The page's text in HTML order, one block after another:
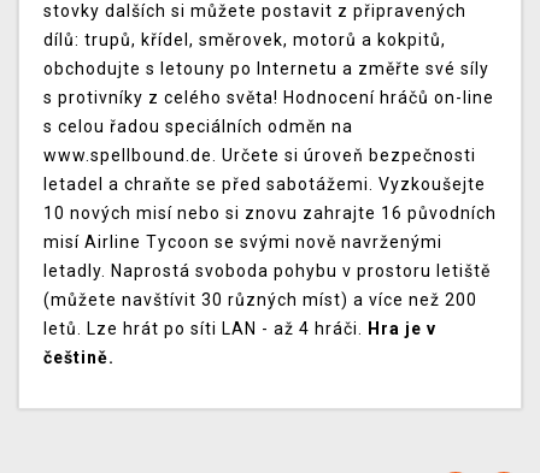
stovky dalších si můžete postavit z připravených
dílů: trupů, křídel, směrovek, motorů a kokpitů,
obchodujte s letouny po Internetu a změřte své síly
s protivníky z celého světa! Hodnocení hráčů on-line
s celou řadou speciálních odměn na
www.spellbound.de. Určete si úroveň bezpečnosti
letadel a chraňte se před sabotážemi. Vyzkoušejte
10 nových misí nebo si znovu zahrajte 16 původních
misí Airline Tycoon se svými nově navrženými
letadly. Naprostá svoboda pohybu v prostoru letiště
(můžete navštívit 30 různých míst) a více než 200
letů. Lze hrát po síti LAN - až 4 hráči. Hra je v
češtině.